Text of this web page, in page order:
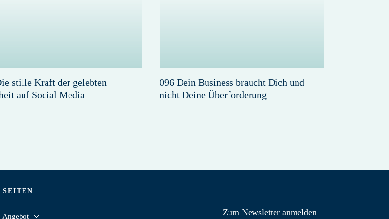
stille Kraft der gelebten
auf Social Media
096 Dein Business braucht Dich und
nicht Deine Überforderung
SEITEN
Angebot Zum Newsletter anmelden